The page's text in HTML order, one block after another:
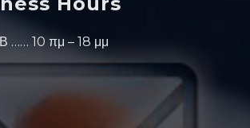
…… 10 πμ – 18 μμ